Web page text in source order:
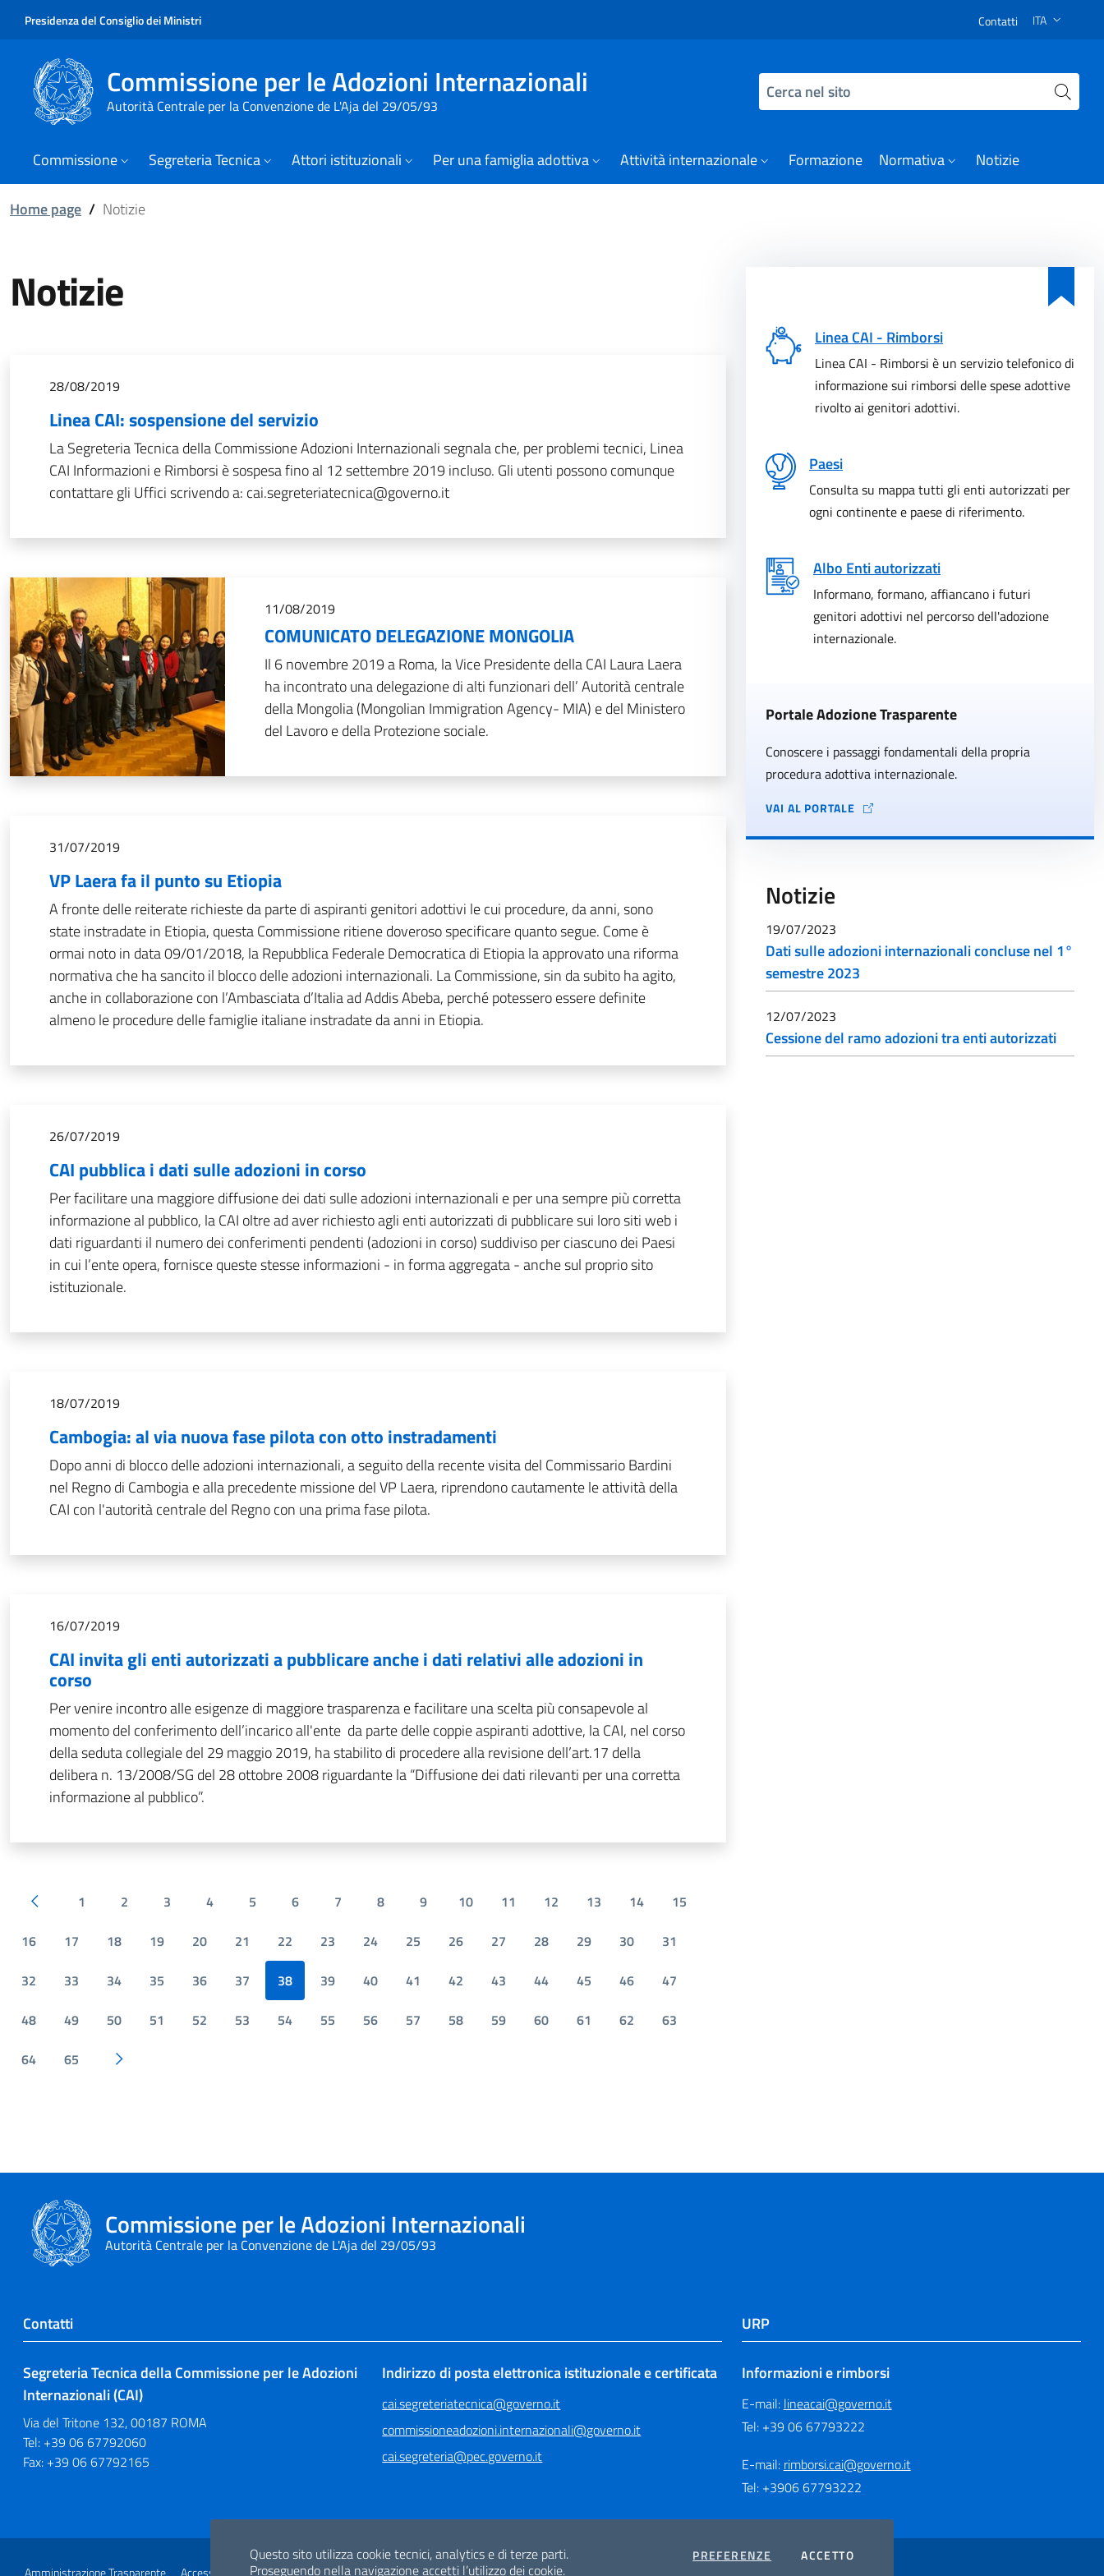
Questo sito utilizza cookie tecnici, analytics e di terze parti.
Proseguendo nella navigazione accetti l’utilizzo dei cookie.
PREFERENZE COOKIESACCETTOI COOKIES
Presidenza del Consiglio dei Ministri Contatti SELEZIONE
ITA
Commissione per le Adozioni Internazionali
Autorità Centrale per la Convenzione de L'Aja del 29/05/93
Cerca nel sito
Commissione Segreteria Tecnica Attori istituzionali Per una famiglia adottiva Attività internazionale Formazione Normativa Notizie
Home page / Notizie
Notizie
28/08/2019
Linea CAI: sospensione del servizio
La Segreteria Tecnica della Commissione Adozioni Internazionali segnala che, per problemi tecnici, Linea
CAI Informazioni e Rimborsi è sospesa fino al 12 settembre 2019 incluso. Gli utenti possono comunque
contattare gli Uffici scrivendo a: cai.segreteriatecnica@governo.it
11/08/2019
COMUNICATO DELEGAZIONE MONGOLIA
Il 6 novembre 2019 a Roma, la Vice Presidente della CAI Laura Laera
ha incontrato una delegazione di alti funzionari dell’ Autorità centrale
della Mongolia (Mongolian Immigration Agency- MIA) e del Ministero
del Lavoro e della Protezione sociale.
31/07/2019
VP Laera fa il punto su Etiopia
A fronte delle reiterate richieste da parte di aspiranti genitori adottivi le cui procedure, da anni, sono
state instradate in Etiopia, questa Commissione ritiene doveroso specificare quanto segue. Come è
ormai noto in data 09/01/2018, la Repubblica Federale Democratica di Etiopia la approvato una riforma
normativa che ha sancito il blocco delle adozioni internazionali. La Commissione, sin da subito ha agito,
anche in collaborazione con l’Ambasciata d’Italia ad Addis Abeba, perché potessero essere definite
almeno le procedure delle famiglie italiane instradate da anni in Etiopia.
26/07/2019
CAI pubblica i dati sulle adozioni in corso
Per facilitare una maggiore diffusione dei dati sulle adozioni internazionali e per una sempre più corretta
informazione al pubblico, la CAI oltre ad aver richiesto agli enti autorizzati di pubblicare sui loro siti web i
dati riguardanti il numero dei conferimenti pendenti (adozioni in corso) suddiviso per ciascuno dei Paesi
in cui l’ente opera, fornisce queste stesse informazioni - in forma aggregata - anche sul proprio sito
istituzionale.
18/07/2019
Cambogia: al via nuova fase pilota con otto instradamenti
Dopo anni di blocco delle adozioni internazionali, a seguito della recente visita del Commissario Bardini
nel Regno di Cambogia e alla precedente missione del VP Laera, riprendono cautamente le attività della
CAI con l'autorità centrale del Regno con una prima fase pilota.
16/07/2019
CAI invita gli enti autorizzati a pubblicare anche i dati relativi alle adozioni in
corso
Per venire incontro alle esigenze di maggiore trasparenza e facilitare una scelta più consapevole al
momento del conferimento dell’incarico all'ente da parte delle coppie aspiranti adottive, la CAI, nel corso
della seduta collegiale del 29 maggio 2019, ha stabilito di procedere alla revisione dell’art.17 della
delibera n. 13/2008/SG del 28 ottobre 2008 riguardante la “Diffusione dei dati rilevanti per una corretta
informazione al pubblico”.
Pagina precedente
1 2 3 4 5 6 7 8 9 10 11 12 13 14
15
16
17 18 19 20 21 22 23 24 25 26 27 28 29 30
31
32
33 34 35 36 37 38 39 40 41 42 43 44 45 46
47
48
49 50 51 52 53 54 55 56 57 58 59 60 61 62
63
64
65 Pagina successiva
Linea CAI - Rimborsi
Linea CAI - Rimborsi è un servizio telefonico di
informazione sui rimborsi delle spese adottive
rivolto ai genitori adottivi.
Paesi
Consulta su mappa tutti gli enti autorizzati per
ogni continente e paese di riferimento.
Albo Enti autorizzati
Informano, formano, affiancano i futuri
genitori adottivi nel percorso dell'adozione
internazionale.
Portale Adozione Trasparente
Conoscere i passaggi fondamentali della propria
procedura adottiva internazionale.
VAI AL PORTALE
Notizie
19/07/2023
Dati sulle adozioni internazionali concluse nel 1°
semestre 2023
12/07/2023
Cessione del ramo adozioni tra enti autorizzati
Commissione per le Adozioni Internazionali
Autorità Centrale per la Convenzione de L'Aja del 29/05/93
Contatti
Segreteria Tecnica della Commissione per le Adozioni
Internazionali (CAI)
Via del Tritone 132, 00187 ROMA
Tel: +39 06 67792060
Fax: +39 06 67792165
Indirizzo di posta elettronica istituzionale e certificata
cai.segreteriatecnica@governo.it
commissioneadozioni.internazionali@governo.it
cai.segreteria@pec.governo.it
URP
Informazioni e rimborsi
E-mail: lineacai@governo.it
Tel: +39 06 67793222
E-mail: rimborsi.cai@governo.it
Tel: +3906 67793222
Amministrazione Trasparente Accesso Civico Glossario Link utili Mappa del sito Privacy e Cookie Policy